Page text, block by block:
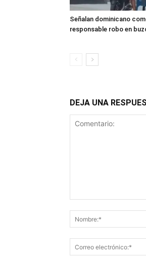
Señalan dominicano
responsable robo en
DEJA UNA